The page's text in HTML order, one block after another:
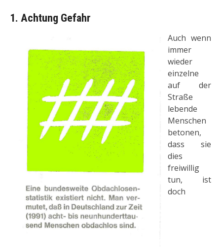
1. Achtung Gefahr
Auch wenn
immer
wieder
einzelne
auf der
Straße
lebende
Menschen
betonen,
dass sie
dies
freiwillig
tun, ist
doch